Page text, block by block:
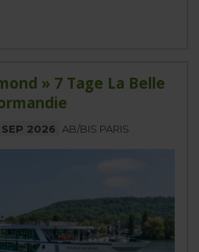
» 7 Tage La Belle
2026 AB/BIS PARIS